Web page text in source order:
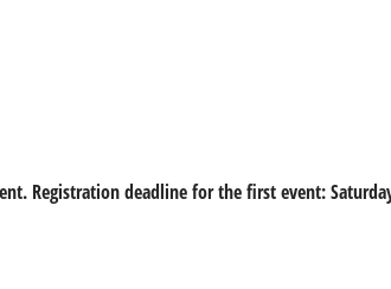
Registration deadline for the first event: